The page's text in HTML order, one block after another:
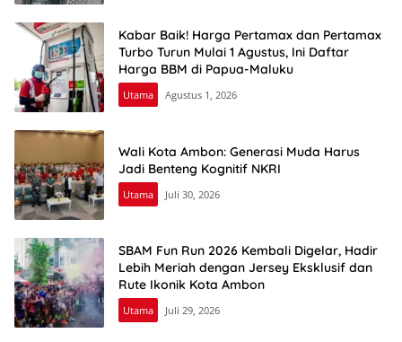
Kabar Baik! Harga Pertamax dan Pertamax
Turbo Turun Mulai 1 Agustus, Ini Daftar
Harga BBM di Papua-Maluku
Utama Agustus 1, 2026
Wali Kota Ambon: Generasi Muda Harus
Jadi Benteng Kognitif NKRI
Utama Juli 30, 2026
SBAM Fun Run 2026 Kembali Digelar, Hadir
Lebih Meriah dengan Jersey Eksklusif dan
Rute Ikonik Kota Ambon
Utama Juli 29, 2026